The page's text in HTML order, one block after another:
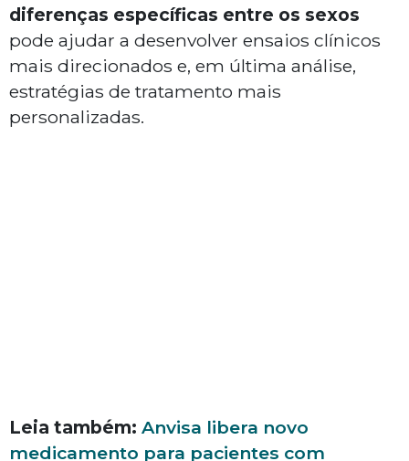
diferenças específicas entre os sexos
pode ajudar a desenvolver ensaios clínicos
mais direcionados e, em última análise,
estratégias de tratamento mais
personalizadas.
Leia também: Anvisa libera novo
medicamento para pacientes com